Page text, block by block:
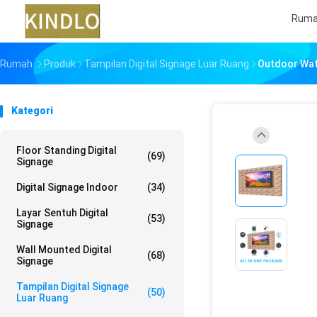
Rumah Produk Tampilan Digital Signage Luar Ruang Outdoor
Kategori
Floor Standing Digital
Signage
(69)
Digital Signage Indoor (34)
Layar Sentuh Digital
Signage
(53)
Wall Mounted Digital
Signage
(68)
Tampilan Digital Signage
Luar Ruang
(50)